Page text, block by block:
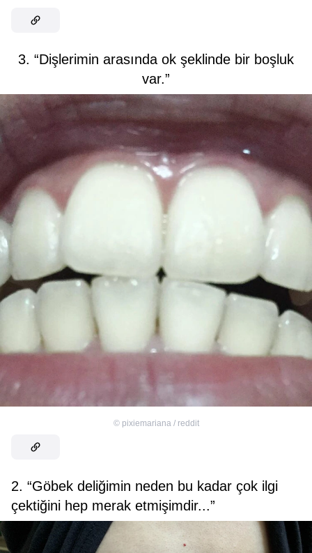
3. “Dişlerimin arasında ok şeklinde bir boşluk
var.”
© pixiemariana / reddit
2. “Göbek deliğimin neden bu kadar çok ilgi
çektiğini hep merak etmişimdir...”